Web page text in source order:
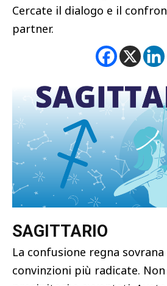
Cercate il dialogo e il
partner.
SAGITTARIO
La confusione regna
convinzioni più radicate.